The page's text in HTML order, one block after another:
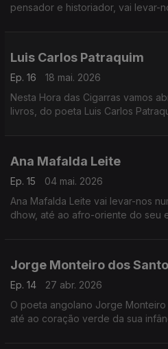
pensador e historiador, vai levar-
Luis Carlos Patraquim
Ep. 16
18 mai. 2026
Nesta Hora das Cigarras vamos
livros, do poeta Luis Carlos
Ana Mafalda Leite
Ep. 15
04 mai. 2026
Ana Mafalda Leite vai levar-nos
dhow, até ao afro-oriente do seu
Jorge Monteiro dos
Ep. 14
27 abr. 2026
O poeta angolano Jorge
até ao coração verde da sua